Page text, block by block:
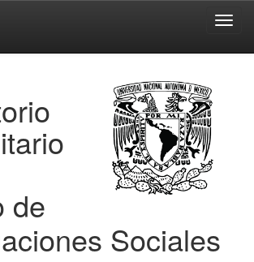
de
Sociales